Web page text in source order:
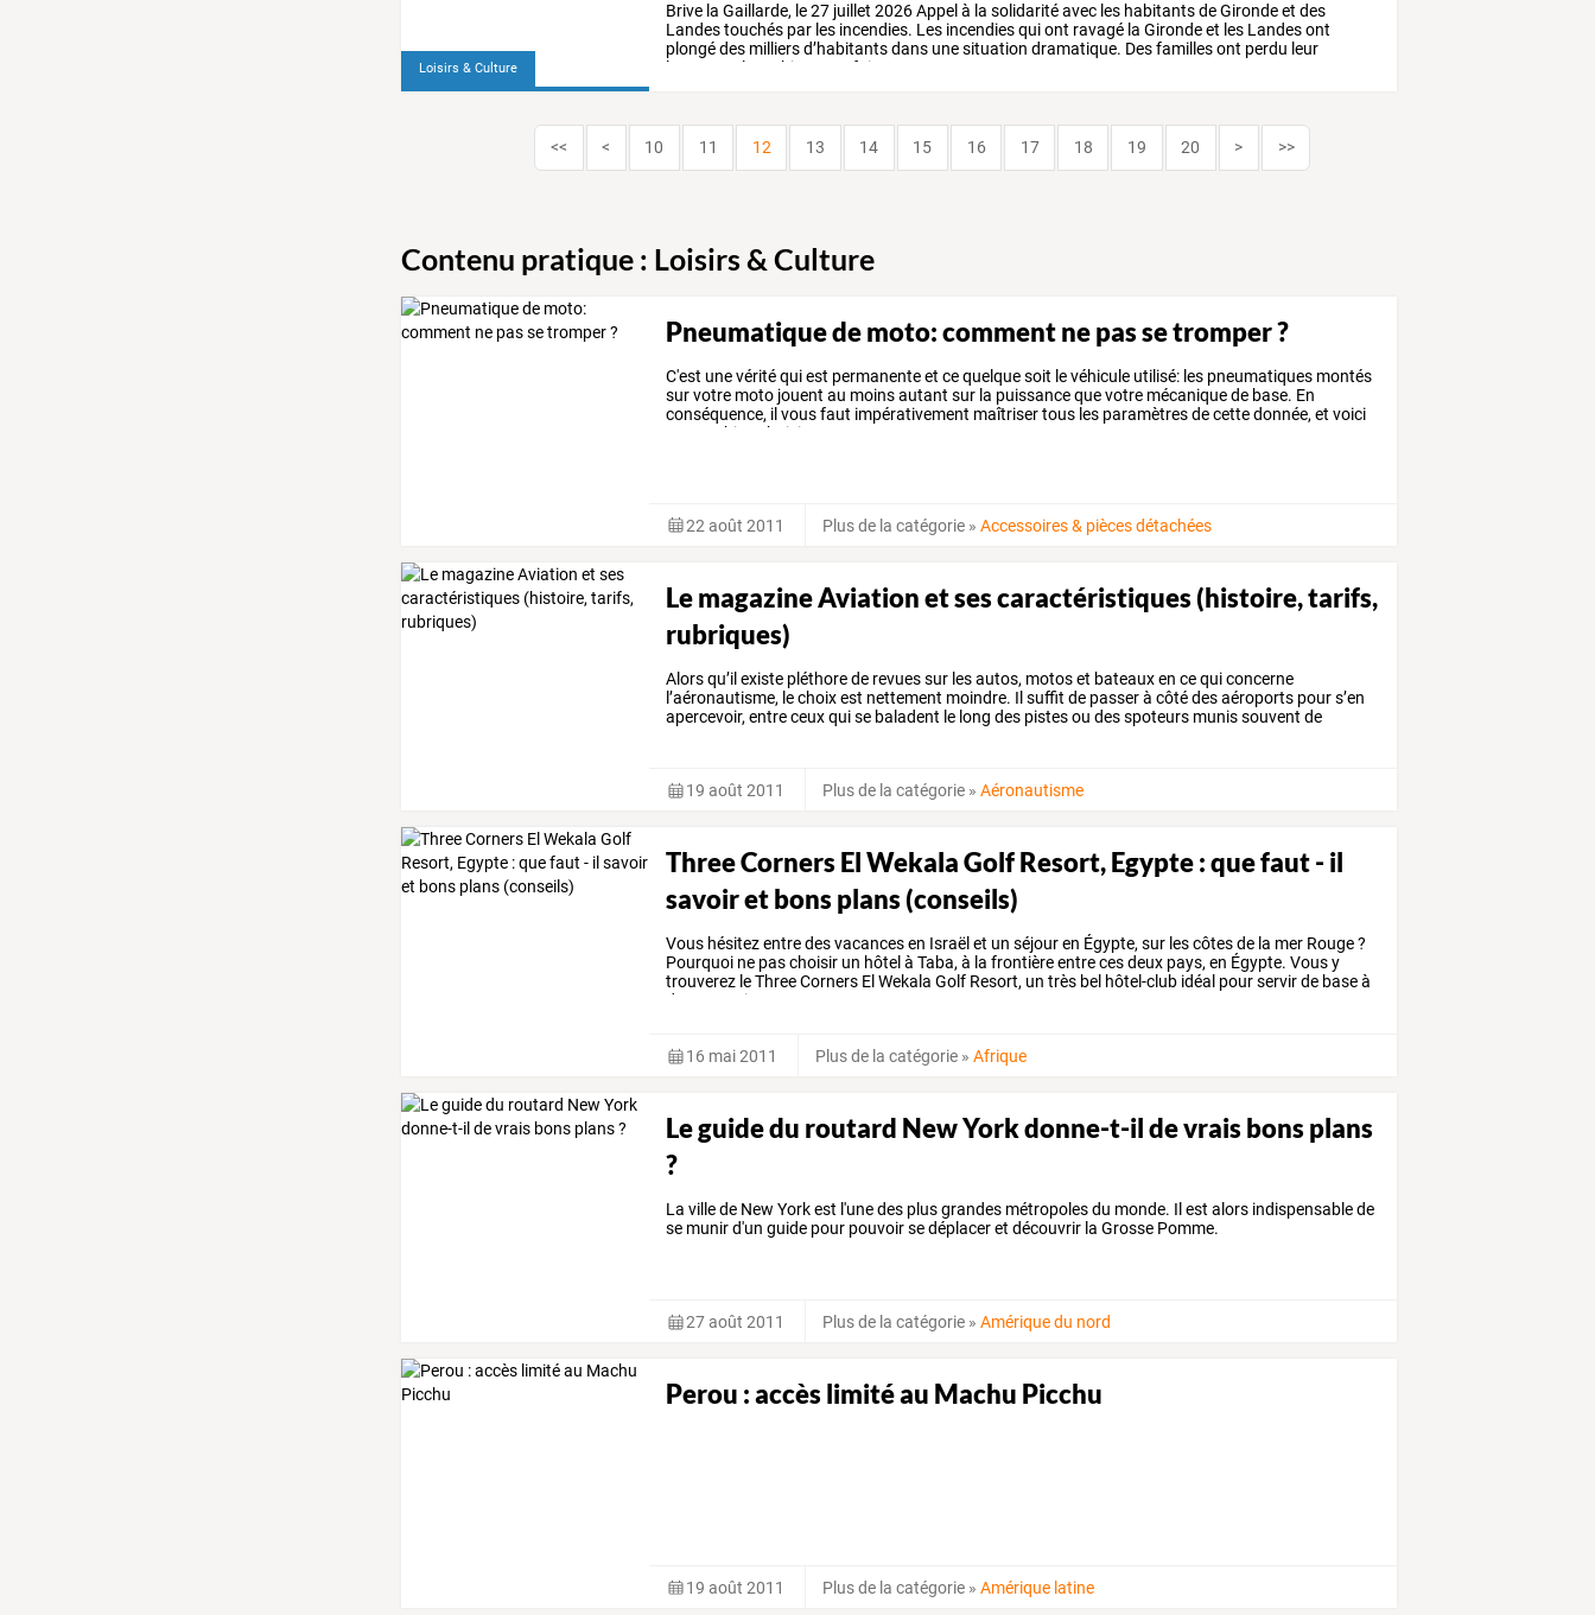
Loisirs & Culture
Brive la Gaillarde, le27 juillet 2026Appel à la solidaritéavec les habitantsdeGirondeet des
Landestouchés par les incendies. Les incendiesquiont ravagé la Girondeet les Landesont
plongédes milliersd’habitantsdans unesituation dramatique. Desfamillesont perdu leur
logement,
leurs biens, parfois
<< < 10 11 12 13 14 15 16 17 18 19 20 > >>
Contenu pratique : Loisirs & Culture
Pneumatique de moto: comment ne pas se tromper ?
C'est unevéritéquiest permanenteet cequelquesoit levéhicule utilisé: les pneumatiques montés
survotre moto jouent au moinsautant sur la puissancequevotre mécaniquede base. En
conséquence, il vousfaut impérativement maîtrisertous les paramètresdecettedonnée, et voici
bien choisir
22 août 2011 Plus de la catégorie »Accessoires & pièces détachées
Le magazine Aviation et ses caractéristiques (histoire, tarifs,
rubriques)
Alorsqu’il existe pléthorede revuessur lesautos, motoset bateauxen cequiconcerne
l’aéronautisme, lechoixest nettement moindre. Il suffit de passerà côtédesaéroports pours’en
apercevoir, entreceuxquise baladent le long des pistesou desspoteurs munissouvent de
19 août 2011 Plus de la catégorie »Aéronautisme
Three Corners El Wekala Golf Resort, Egypte : que faut - il
savoir et bons plans (conseils)
Vous hésitezentredesvacancesen Israël et un séjouren Égypte,sur lescôtesde la mer Rouge?
Pourquoi ne paschoisir un hôtel à Taba,à la frontièreentrecesdeux pays,en Égypte. Vousy
trouverez leThreeCorners El Wekala Golf Resort, un très bel hôtel-club idéal pourservirde baseà
des
excursions
16 mai 2011 Plus de la catégorie »Afrique
Le guide du routard New York donne-t-il de vrais bons plans
?
La ville de New York est l'une des plus grandes métropoles du monde. Il est alors indispensable de
se munir d'un guide pour pouvoir se déplacer et découvrir la Grosse Pomme.
27 août 2011 Plus de la catégorie »Amérique du nord
Perou : accès limité au Machu Picchu
19 août 2011 Plus de la catégorie »Amérique latine